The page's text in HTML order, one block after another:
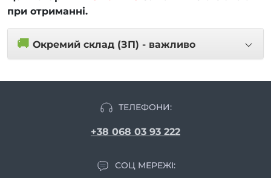
при отриманні.
🚚 Окремий склад (ЗП) - важливо
ТЕЛЕФОНИ:
+38 068 03 93 222
СОЦ МЕРЕЖІ: